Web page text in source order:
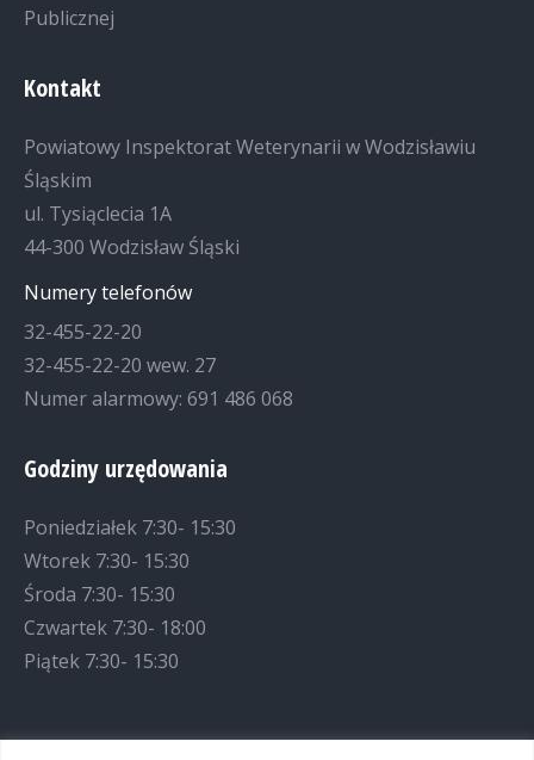
Publicznej
Kontakt
Powiatowy Inspektorat Weterynarii w Wodzisławiu
Śląskim
ul. Tysiąclecia 1A
44-300 Wodzisław Śląski
Numery telefonów
32-455-22-20
32-455-22-20 wew. 27
Numer alarmowy: 691 486 068
Godziny urzędowania
Poniedziałek 7:30- 15:30
Wtorek 7:30- 15:30
Środa 7:30- 15:30
Czwartek 7:30- 18:00
Piątek 7:30- 15:30